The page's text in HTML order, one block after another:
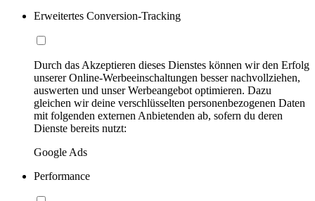
Erweitertes Conversion-Tracking
Durch das Akzeptieren dieses Dienstes können wir den Erfolg
unserer Online-Werbeeinschaltungen besser nachvollziehen,
auswerten und unser Werbeangebot optimieren. Dazu
gleichen wir deine verschlüsselten personenbezogenen Daten
mit folgenden externen Anbietenden ab, sofern du deren
Dienste bereits nutzt:
Google Ads
Performance